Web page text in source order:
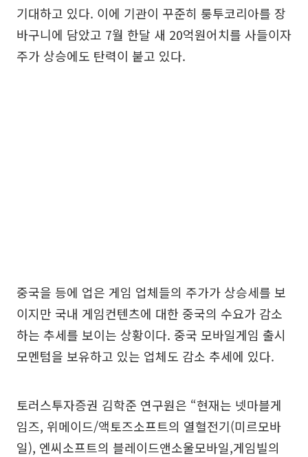
기대하고 있다. 이에 기관이 꾸준히 룽투코리아를 장
바구니에 담았고 7월 한달 새 20억원어치를 사들이자
주가 상승에도 탄력이 붙고 있다.
중국을 등에 업은 게임 업체들의 주가가 상승세를 보
이지만 국내 게임컨텐츠에 대한 중국의 수요가 감소
하는 추세를 보이는 상황이다. 중국 모바일게임 출시
모멘텀을 보유하고 있는 업체도 감소 추세에 있다.
토러스투자증권 김학준 연구원은 “현재는 넷마블게
임즈, 위메이드/액토즈소프트의 열혈전기(미르모바
일), 엔씨소프트의 블레이드앤소울모바일,게임빌의